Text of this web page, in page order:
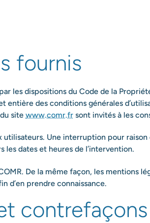
fournis
les dispositions du Code de la
entière des conditions générales
site www.comr.fr sont invités à les
Une interruption pour
les dates et heures de l’intervention.
De la même façon, les mentions
d’en prendre connaissance.
contrefaçons